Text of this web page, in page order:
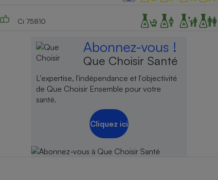
Ci 75810
Abonnez-vous !
Que Choisir Santé
L'expertise, l'indépendance et l'objectivité
de Que Choisir Ensemble pour votre
santé.
Cliquez ici